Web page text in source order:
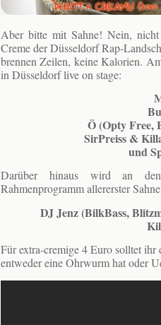
Aber bitte mit Sahne! Nein,
Creme der Düsseldorf Rap-
brennen Zeilen, keine Kalorien.
in Düsseldorf live on stage:
Ö (Opty Free,
SirPreiss &
und
Darüber hinaus wird an
Rahmenprogramm allererster
DJ Jenz (BilkBass,
Für extra-cremige 4 Euro solltet
entweder eine Ohrwurm hat oder